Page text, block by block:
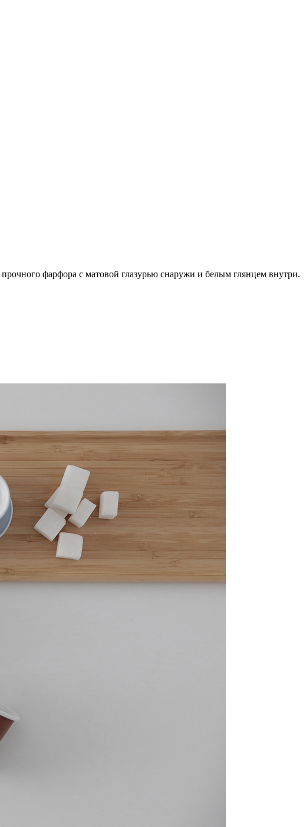
фарфора с матовой глазурью снаружи и белым глянцем внутри.